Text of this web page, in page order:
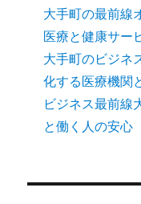
大手町の最前線
医療と健康サー
大手町のビジネ
化する医療機関
ビジネス最前線
と働く人の安心